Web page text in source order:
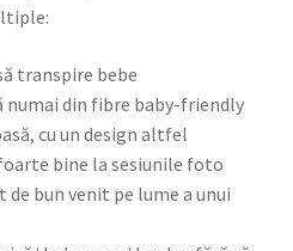
transpire bebe
numai din fibre baby-friendly
cu un design altfel
bine la sesiunile foto
de bun venit pe lume a unui